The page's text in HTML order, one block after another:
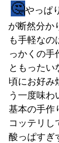
🤔やっぱ
が断然分か
も手軽なの
っかくの手
ともったい
頃にお好み
う一度味わ
基本の手作
コッテリ
酸っぱすぎ